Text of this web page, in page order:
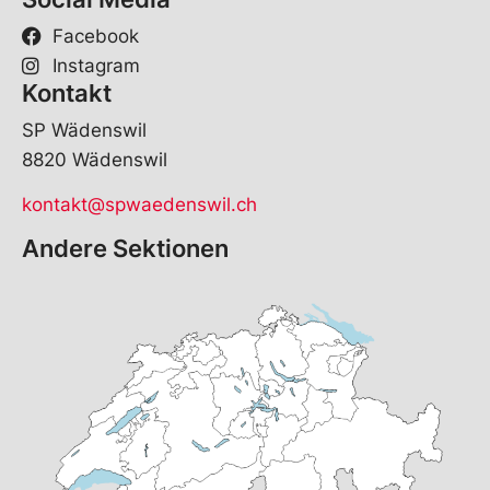
Facebook
Instagram
Kontakt
SP Wädenswil
8820 Wädenswil
kontakt@spwaedenswil.ch
Andere Sektionen